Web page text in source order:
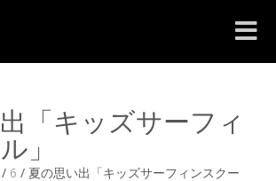
Toggle
「キッズサーフィ
」
/ 6 / 夏の思い出「キッズサーフィンスクー